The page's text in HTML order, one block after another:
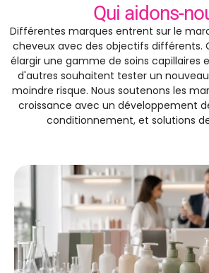
Qui aidons-
Différentes marques entrent sur le
cheveux avec des objectifs différents.
élargir une gamme de soins capillaires
d'autres souhaitent tester un
moindre risque. Nous soutenons les
croissance avec un développement
conditionnement, et solutions